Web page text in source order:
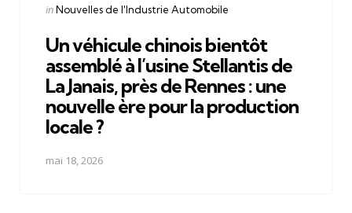
Posted
inNouvelles de l'Industrie Automobile
Un véhicule chinois bientôt
assemblé à l’usine Stellantis de
La Janais, près de Rennes : une
nouvelle ère pour la production
locale ?
mai 18, 2026